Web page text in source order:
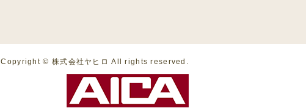
Copyright © 株式会社ヤヒロ All rights reserved.